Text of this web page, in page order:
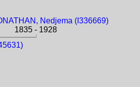
Nedjema (I336669)
1835 - 1928